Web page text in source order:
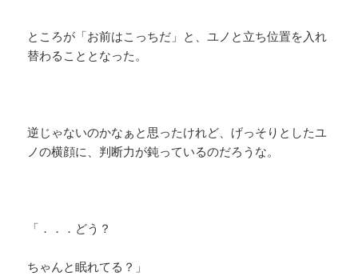
ところが「お前はこっちだ」と、ユノと立ち位置を入れ
替わることとなった。
逆じゃないのかなぁと思ったけれど、げっそりとしたユ
ノの横顔に、判断力が鈍っているのだろうな。
「．．．どう？
ちゃんと眠れてる？」